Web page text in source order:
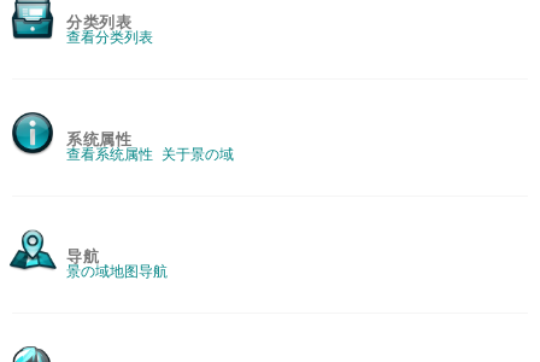
分类列表
查看分类列表
系统属性
查看系统属性 关于景の域
导航
景の域地图导航